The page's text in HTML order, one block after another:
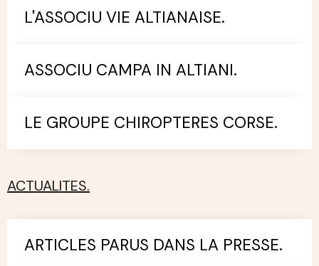
L'ASSOCIU VIE ALTIANAISE.
ASSOCIU CAMPA IN ALTIANI.
LE GROUPE CHIROPTERES CORSE.
ACTUALITES.
ARTICLES PARUS DANS LA PRESSE.